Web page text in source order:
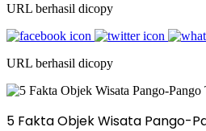
URL berhasil dicopy
URL berhasil dicopy
5 Fakta Objek Wisata Pango-